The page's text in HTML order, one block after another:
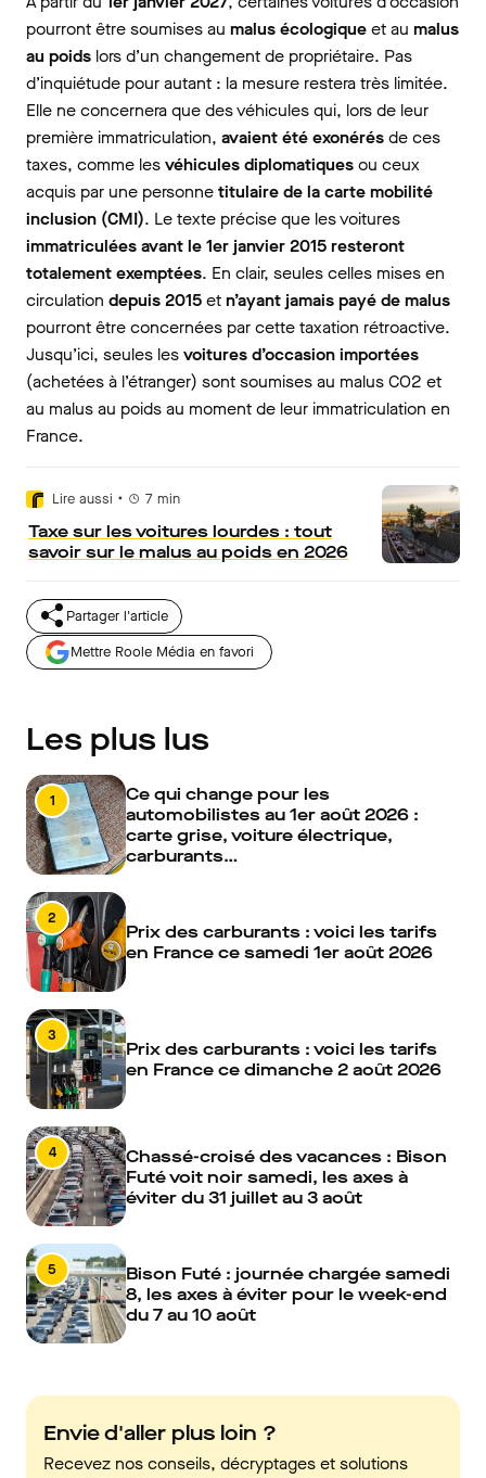
pourront être soumises au malus écologiqueet au malus
au poids lors d’un changement de propriétaire. Pas
d’inquiétude pour autant : la mesure restera très limitée.
Elle ne concernera que des véhicules qui, lors de leur
première immatriculation, avaient été exonérésde ces
taxes, comme lesvéhicules diplomatiquesou ceux
acquis par une personnetitulaire de la carte mobilité
inclusion (CMI). Le texte précise que les voitures
immatriculées avant le 1er janvier 2015 resteront
totalement exemptées. En clair, seules celles mises en
circulation depuis 2015etn’ayant jamais payé de malus
pourront être concernées par cette taxation rétroactive.
Jusqu’ici, seules lesvoitures d’occasion importées
(achetées à l’étranger) sont soumises au malus CO2 et
au malus au poids au moment de leur immatriculation en
France.
Lire aussi • 7 min
Taxe sur les voitures lourdes : tout
savoir sur le malus au poids en 2026
Partager l'article
Mettre Roole Média en favori
Les plus lus
1
Ce qui change pour les
automobilistes au 1er août 2026 :
carte grise, voiture électrique,
carburants…
2
Prix des carburants : voici les tarifs
en France ce samedi 1er août 2026
3
Prix des carburants : voici les tarifs
en France ce dimanche 2 août 2026
4
Chassé-croisé des vacances : Bison
Futé voit noir samedi, les axes à
éviter du 31 juillet au 3 août
5
Bison Futé : journée chargée samedi
8, les axes à éviter pour le week-end
du 7 au 10 août
Envie d'aller plus loin ?
Recevez nos conseils, décryptages et solutions